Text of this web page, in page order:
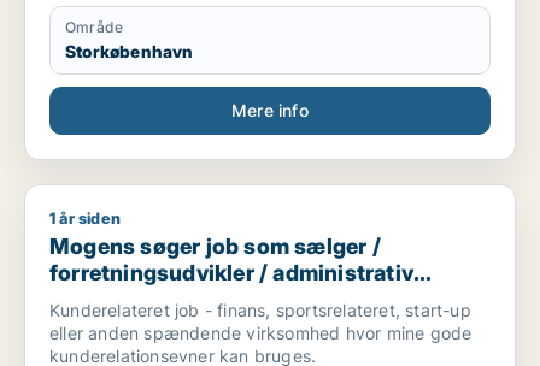
Område
Storkøbenhavn
Mere info
Mogens søger job som sælger / forretningsudvikler /
1 år siden
Mogens søger job som sælger /
forretningsudvikler / administrativ
medarbejder / receptionist / bud
Kunderelateret job - finans, sportsrelateret, start-up
eller anden spændende virksomhed hvor mine gode
kunderelationsevner kan bruges.